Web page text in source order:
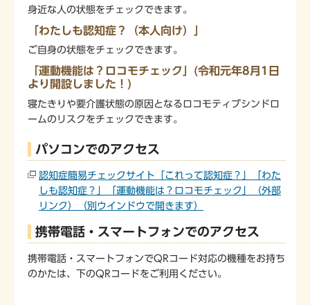
身近な人の状態をチェックできます。
「わたしも認知症？（本人向け）」
ご自身の状態をチェックできます。
「運動機能は？ロコモチェック」(令和元年8月1日
より開設しました！)
寝たきりや要介護状態の原因となるロコモティブシンドロ
ームのリスクをチェックできます。
パソコンでのアクセス
認知症簡易チェックサイト「これって認知症？」「わた
しも認知症？」「運動機能は？ロコモチェック」（外部
リンク）（別ウインドウで開きます）
携帯電話・スマートフォンでのアクセス
携帯電話・スマートフォンでQRコード対応の機種をお持ち
のかたは、下のQRコードをご利用ください。